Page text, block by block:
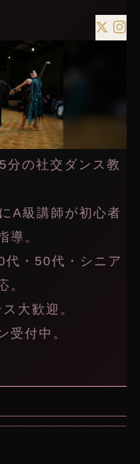
分の社交ダンス教
A級講師が初心者
導。
・50代・シニア
。
大歓迎。
受付中。